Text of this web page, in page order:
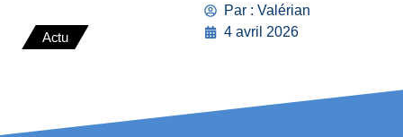
Actu
Par : Valérian
4 avril 2026